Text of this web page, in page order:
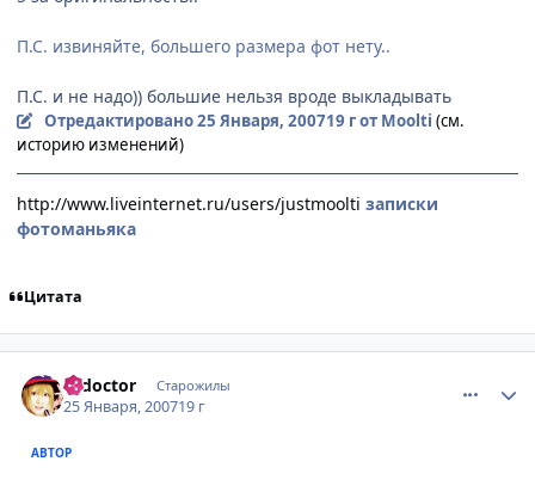
П.С. извиняйте, большего размера фот нету..
П.С. и не надо)) большие нельзя вроде выкладывать
Отредактировано25 Января, 200719 гот Moolti (см.
историю изменений)
http://www.liveinternet.ru/users/justmoolti записки
фотоманьяка
Цитата
k_doctor Старожилы
25 Января, 200719 г
АВТОР